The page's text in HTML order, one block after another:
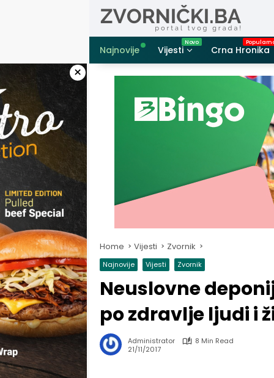
Najnovije
Vijesti Crna Hronika
×
Home Vijesti Zvornik
Najnovije Vijesti Zvornik
Neuslovne
po zdravlje ljudi i
Administrator
8 Min Read
21/11/2017